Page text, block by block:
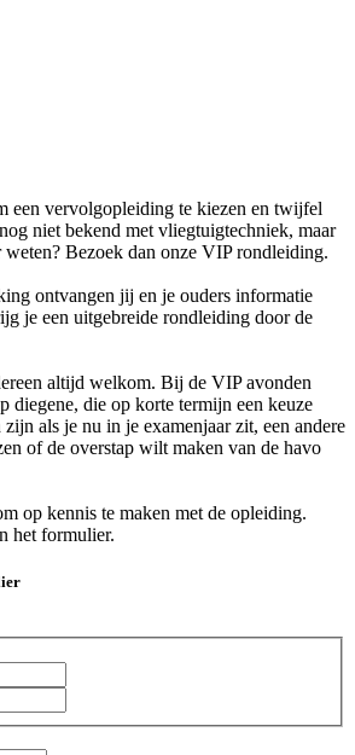
een vervolgopleiding te kiezen en twijfel
niet bekend met vliegtuigtechniek, maar
Bezoek dan onze VIP rondleiding.
ontvangen jij en je ouders informatie
je een uitgebreide rondleiding door de
altijd welkom. Bij de VIP avonden
diegene, die op korte termijn een keuze
als je nu in je examenjaar zit, een andere
of de overstap wilt maken van de havo
op kennis te maken met de opleiding.
het formulier.